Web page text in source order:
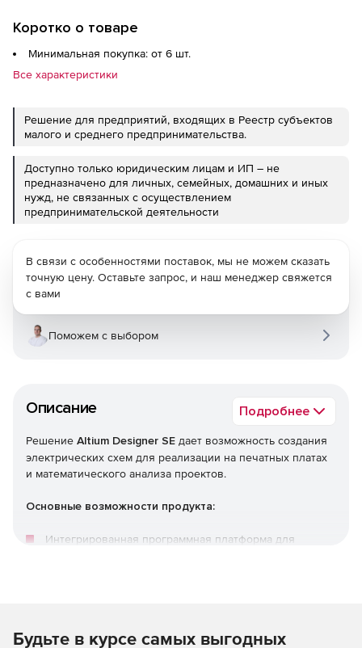
Коротко о товаре
Минимальная покупка: от 6 шт.
Все характеристики
Решение для предприятий, входящих в Реестр субъектов
малого и среднего предпринимательства.
Доступно только юридическим лицам и ИП – не
предназначено для личных, семейных, домашних и иных
нужд, не связанных с осуществлением
предпринимательской деятельности
Описание Подробнее
Решение Altium Designer SE дает возможность создания
электрических схем для реализации на печатных платах
и математического анализа проектов.
Основные возможности продукта:
Интегрированная программная платформа для
файлов.
В связи с особенностями поставок, мы не можем сказать
точную цену. Оставьте запрос, и наш менеджер свяжется
с вами
Поможем с выбором
Будьте в курсе самых выгодных